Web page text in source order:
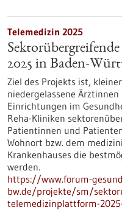
Telemedizin 2025
2025 in Baden-
Ziel des Projekts ist,
niedergelassene
Einrichtungen im
Reha-Kliniken
Patientinnen und
Wohnort bzw. dem
Krankenhauses die
werden.
https://www.forum-
bw.de/projekte/sm/
telemedizinplattform-